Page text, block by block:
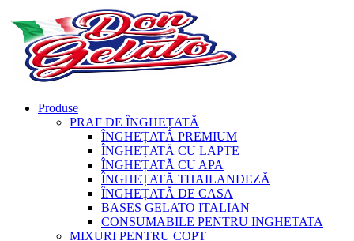
Produse
PRAF DE ÎNGHEȚATĂ
ÎNGHEȚATĂ PREMIUM
ÎNGHEȚATĂ CU LAPTE
ÎNGHEȚATĂ CU APA
ÎNGHEȚATĂ THAILANDEZĂ
ÎNGHEȚATĂ DE CASA
BASES GELATO ITALIAN
CONSUMABILE PENTRU INGHETATA
MIXURI PENTRU COPT